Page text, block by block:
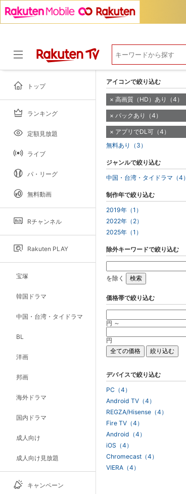
トップ
ランキング
定額見放題
ライブ
パ・リーグ
無料動画
Rチャンネル
Rakuten PLAY
宝塚
韓国ドラマ
中国・台湾・タイドラマ
BL
洋画
邦画
海外ドラマ
国内ドラマ
成人向け
成人向け見放題
キャンペーン
アイコンで絞り込む
高画質（HD）あり（4）
パックあり（4）
アプリでDL可（4）
無料あり（3）
ジャンルで絞り込む
中国・台湾・タイドラマ（4）
制作年で絞り込む
2019年（1）
2022年（2）
2025年（1）
除外キーワードで絞り込む
を除く
価格帯で絞り込む
円 ～
円
デバイスで絞り込む
PC（4）
Android TV（4）
REGZA/Hisense（4）
Fire TV（4）
Android（4）
iOS（4）
Chromecast（4）
VIERA（4）